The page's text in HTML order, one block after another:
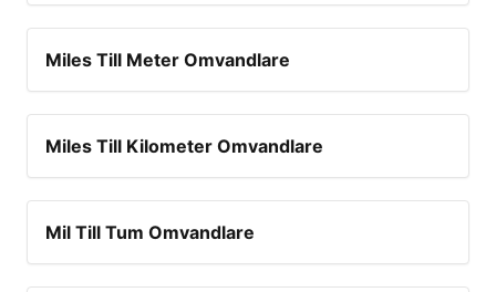
Miles Till Meter Omvandlare
Miles Till Kilometer Omvandlare
Mil Till Tum Omvandlare